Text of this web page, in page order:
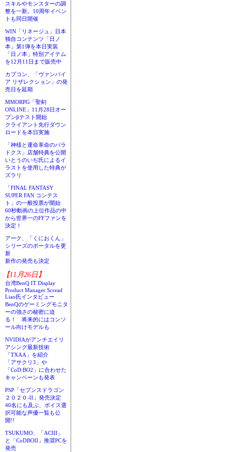
スキルやモンスターの調
整を一新。10周年イベン
トも同日開催
WIN「リネージュ」日本
独自コンテンツ「日ノ
本」第1弾を本日実装
「日ノ本」特別アイテム
を12月11日まで販売中
カプコン、「ヴァンパイ
ア リザレクション」の発
売日を延期
MMORPG「聖剣
ONLINE」11月28日オー
プンβテスト開始
クライアント先行ダウン
ロードを本日実施
「神様と運命革命のパラ
ドクス」店舗特典を公開
いとうのいぢ氏によるイ
ラストを使用した特典が
ズラリ
「FINAL FANTASY
SUPER FAN コンテス
ト」の一般投票が開始
60秒動画の上位作品の中
から世界一のFFファンを
決定！
アーク、「くにおくん」
シリーズのポータルを更
新
新作の発売も決定
【11月26日】
台湾BenQ IT Display
Product Manager Scread
Liao氏インタビュー
BenQのゲーミングモニタ
ーの強さの秘密に迫
る！ 将来的にはコンソ
ール向けモデルも
NVIDIAがアンチエイリ
アシング最新技術
「TXAA」を紹介
「アサクリ3」や
「CoD:BO2」に合わせた
キャンペーンも発表
PSP「セブンスドラゴン
２０２０-II」発売決定
40名にも及ぶ、ボイス選
択可能な声優一覧も公
開!!
TSUKUMO、「ACIII」
と「CoDBOII」推奨PCを
発売